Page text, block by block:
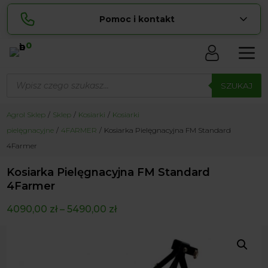
Pomoc i kontakt
Lucyna
pokaż numer
534 853 ...
Biuro obsługi klienta czynne Pn-Sb: 8:00 – 20:00
0
produktów SZUKAJ
Agrol Sklep Sklep Kosiarki
Kosiarki
pielęgnacyjne
4FARMER
Kosiarka Pielęgnacyjna FM Standard
4Farmer
Kosiarka Pielęgnacyjna FM Standard
4Farmer
4090,00 zł–5490,00 zł